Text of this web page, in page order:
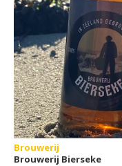
Brouwerij
Brouwerij Bierseke